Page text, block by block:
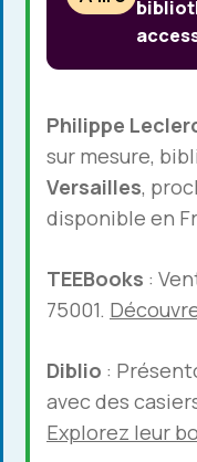
Philippe
sur mesure,
Versailles,
disponible en
TEEBooks :
75001.
Diblio :
avec des
Explorez leur